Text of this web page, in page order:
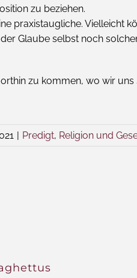
zu beziehen.
praxistaugliche. Vielleicht
Glaube selbst noch
zu kommen, wo wir
| Predigt, Religion und